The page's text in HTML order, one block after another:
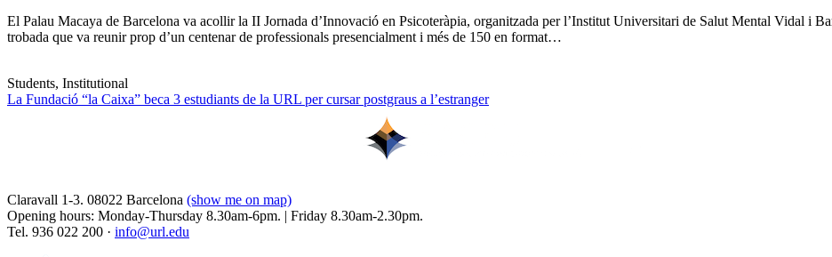
El Palau Macaya de Barcelona va acollir la II Jornada d’Innovació en Psicoteràpia, organitzada per l’Institut Universitari de Salut Mental Vidal
trobada que va reunir prop d’un centenar de professionals presencialment i més de 150 en format…
Students, Institutional
La Fundació “la Caixa” beca 3 estudiants de la URL per cursar postgraus a l’estranger
Claravall 1-3. 08022 Barcelona (show me on map)
Opening hours: Monday-Thursday 8.30am-6pm. | Friday 8.30am-2.30pm.
Tel. 936 022 200 · info@url.edu